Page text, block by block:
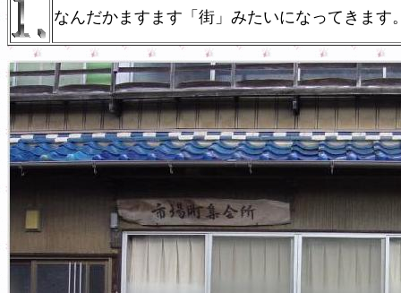
なんだかますます「街」みたいになってきます